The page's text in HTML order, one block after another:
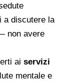
a discutere la
non avere
ai servizi
mentale e